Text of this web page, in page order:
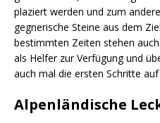
plaziert werden und zum
gegnerische Steine aus dem
bestimmten Zeiten stehen
als Helfer zur Verfügung und
auch mal die ersten Schritte auf
Alpenländische